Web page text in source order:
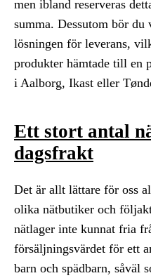
men ibland reserveras
summa. Dessutom bör du
lösningen för leverans,
produkter hämtade till en
i Aalborg, Ikast eller
Ett stort antal
dagsfrakt
Det är allt lättare för oss
olika nätbutiker och
nätlager inte kunnat fria
försäljningsvärdet för ett
barn och spädbarn, såväl